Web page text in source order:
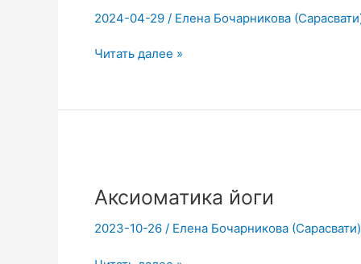
2024-04-29 / Елена Бочарникова
О
Читать далее »
Аксиоматика йоги
2023-10-26 / Елена Бочарникова